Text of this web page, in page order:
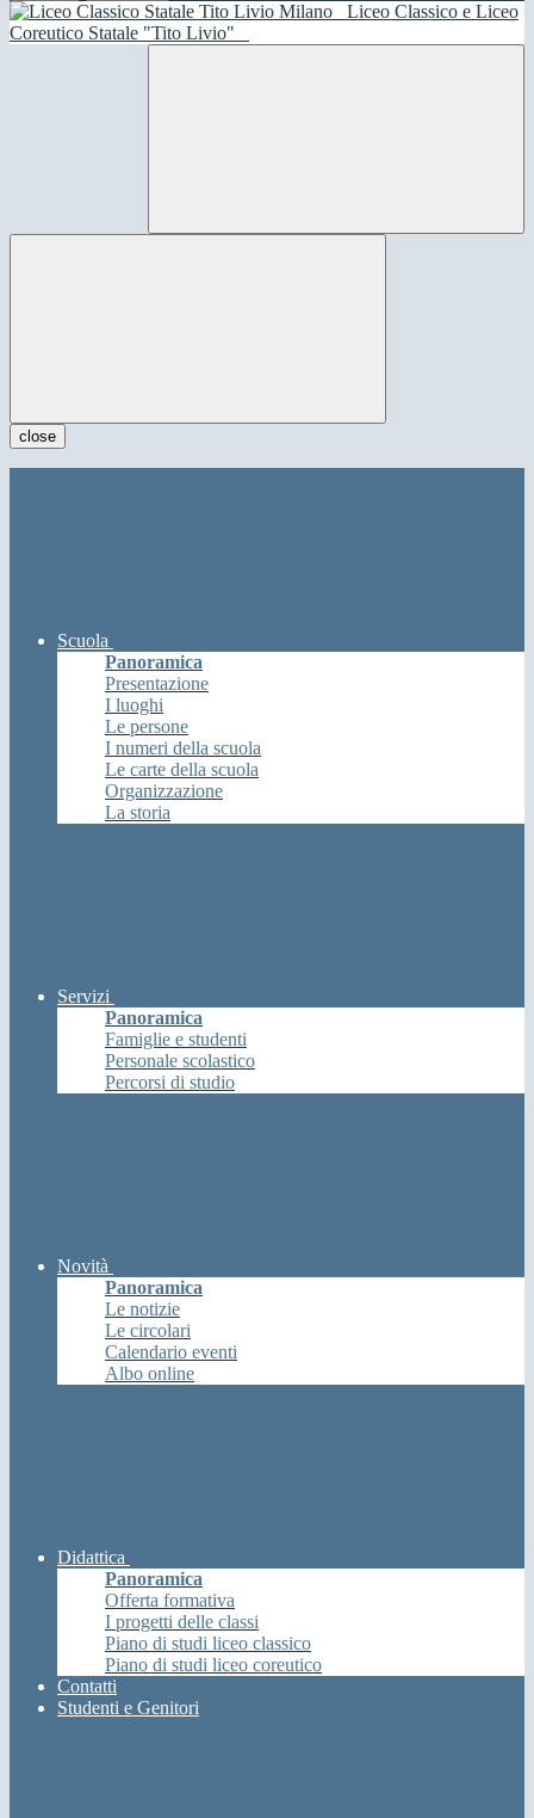
Liceo Classico e Liceo
Coreutico Statale "Tito Livio"
close
Scuola
Panoramica
Presentazione
I luoghi
Le persone
I numeri della scuola
Le carte della scuola
Organizzazione
La storia
Servizi
Panoramica
Famiglie e studenti
Personale scolastico
Percorsi di studio
Novità
Panoramica
Le notizie
Le circolari
Calendario eventi
Albo online
Didattica
Panoramica
Offerta formativa
I progetti delle classi
Piano di studi liceo classico
Piano di studi liceo coreutico
Contatti
Studenti e Genitori